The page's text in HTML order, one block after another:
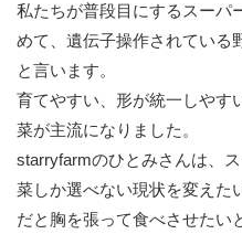
私たちが普段目にするスーパ
めて、遺伝子操作されている
と言います。
育てやすい、形が統一しやす
菜が主流になりました。
starryfarmのひとみさんは、
菜しか選べない現状を変えた
だと胸を張って食べさせたい